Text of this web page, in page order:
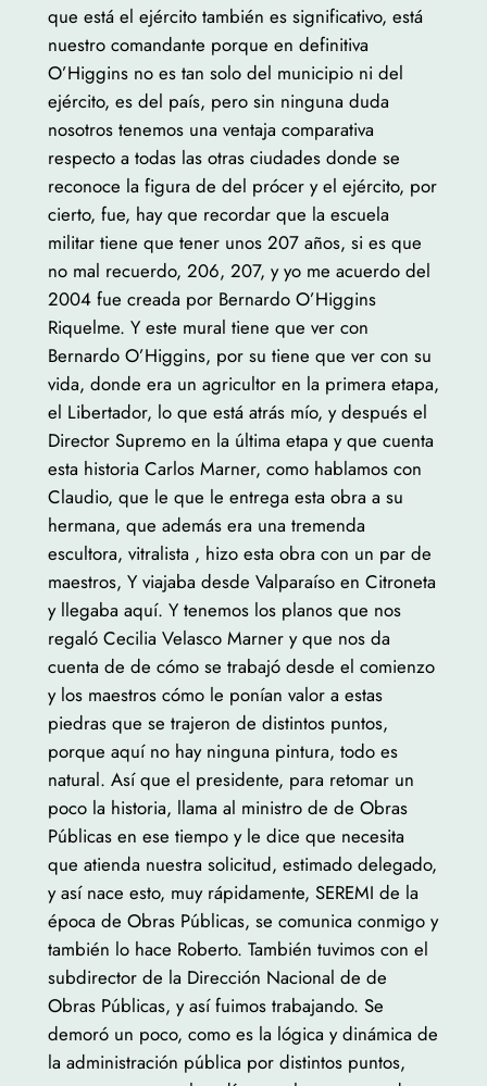
que está el ejército también es significativo, está
nuestro comandante porque en definitiva
O’Higgins no es tan solo del municipio ni del
ejército, es del país, pero sin ninguna duda
nosotros tenemos una ventaja comparativa
respecto a todas las otras ciudades donde se
reconoce la figura de del prócer y el ejército, por
cierto, fue, hay que recordar que la escuela
militar tiene que tener unos 207 años, si es que
no mal recuerdo, 206, 207, y yo me acuerdo del
2004 fue creada por Bernardo O’Higgins
Riquelme. Y este mural tiene que ver con
Bernardo O’Higgins, por su tiene que ver con su
vida, donde era un agricultor en la primera etapa,
el Libertador, lo que está atrás mío, y después el
Director Supremo en la última etapa y que cuenta
esta historia Carlos Marner, como hablamos con
Claudio, que le que le entrega esta obra a su
hermana, que además era una tremenda
escultora, vitralista , hizo esta obra con un par de
maestros, Y viajaba desde Valparaíso en Citroneta
y llegaba aquí. Y tenemos los planos que nos
regaló Cecilia Velasco Marner y que nos da
cuenta de de cómo se trabajó desde el comienzo
y los maestros cómo le ponían valor a estas
piedras que se trajeron de distintos puntos,
porque aquí no hay ninguna pintura, todo es
natural. Así que el presidente, para retomar un
poco la historia, llama al ministro de de Obras
Públicas en ese tiempo y le dice que necesita
que atienda nuestra solicitud, estimado delegado,
y así nace esto, muy rápidamente, SEREMI de la
época de Obras Públicas, se comunica conmigo y
también lo hace Roberto. También tuvimos con el
subdirector de la Dirección Nacional de de
Obras Públicas, y así fuimos trabajando. Se
demoró un poco, como es la lógica y dinámica de
la administración pública por distintos puntos,